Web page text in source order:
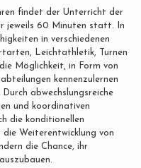
findet der Unterricht der
jeweils 60 Minuten statt. In
in verschiedenen
Leichtathletik, Turnen
Möglichkeit, in Form von
kennenzulernen
abwechslungsreiche
und koordinativen
die konditionellen
Weiterentwicklung von
die Chance, ihr